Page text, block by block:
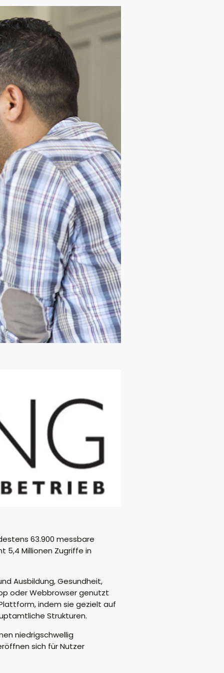
63.900 messbare
5,4 Millionen Zugriffe in
Ausbildung, Gesundheit,
oder Webbrowser genutzt
indem sie gezielt auf
Strukturen.
niedrigschwellig
sich für Nutzer